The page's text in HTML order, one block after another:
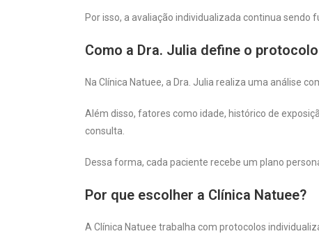
Por isso, a avaliação individualizada continua
Como a Dra. Julia define o
Na Clínica Natuee, a Dra. Julia realiza uma análise
Além disso, fatores como idade, histórico de
consulta.
Dessa forma, cada paciente recebe um plano
Por que escolher a Clínica Natuee?
A Clínica Natuee trabalha com protocolos